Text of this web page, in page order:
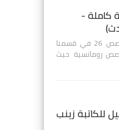
كاملة -
مرحباً بكم أصدقائي وأحبابي في موقعنا قصص 26 في قسمنا
قصص رومانسية حيث
للكاتبة زينب